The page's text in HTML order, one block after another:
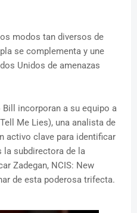
modos tan diversos de
se complementa y une
Unidos de amenazas
incorporan a su equipo a
Me Lies), una analista de
activo clave para identificar
la subdirectora de la
Zadegan, NCIS: New
de esta poderosa trifecta.